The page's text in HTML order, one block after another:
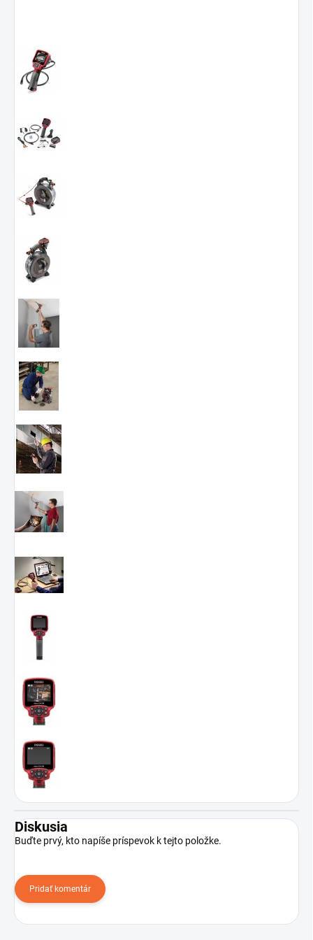
Diskusia
Buďte prvý, kto napíše príspevok k tejto položke.
Pridať komentár